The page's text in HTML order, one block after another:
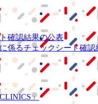
確認結果の公表
係るチェックシート確認
CLINICS」